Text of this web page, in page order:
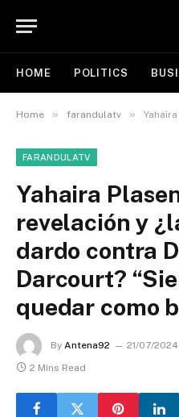
HOME POLITICS
Home » farandulatv » Yahaira Plasencia
FARANDULATV
Yahaira
revelación y
dardo contra
Darcourt?
quedar como
By Antena92 21/07/2024
2 Mins Read